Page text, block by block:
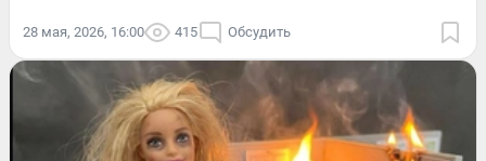
28 мая, 2026, 16:00 415 Обсудить